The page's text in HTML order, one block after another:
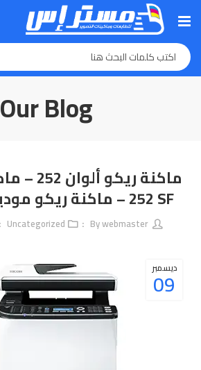
Our Blog
252 SF – ماكنة ريكو موديل 252 ألوان
By
webmaster
Uncategorized
09
ديسمبر